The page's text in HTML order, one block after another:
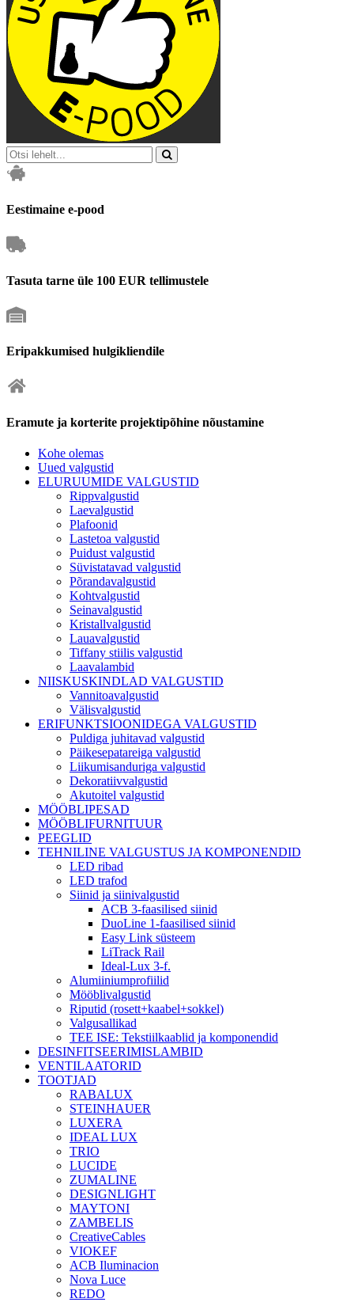
Eestimaine e-pood
Tasuta tarne üle 100 EUR tellimustele
Eripakkumised hulgikliendile
Eramute ja korterite projektipõhine nõustamine
Kohe olemas
Uued valgustid
ELURUUMIDE VALGUSTID
Rippvalgustid
Laevalgustid
Plafoonid
Lastetoa valgustid
Puidust valgustid
Süvistatavad valgustid
Põrandavalgustid
Kohtvalgustid
Seinavalgustid
Kristallvalgustid
Lauavalgustid
Tiffany stiilis valgustid
Laavalambid
NIISKUSKINDLAD VALGUSTID
Vannitoavalgustid
Välisvalgustid
ERIFUNKTSIOONIDEGA VALGUSTID
Puldiga juhitavad valgustid
Päikesepatareiga valgustid
Liikumisanduriga valgustid
Dekoratiivvalgustid
Akutoitel valgustid
MÖÖBLIPESAD
MÖÖBLIFURNITUUR
PEEGLID
TEHNILINE VALGUSTUS JA KOMPONENDID
LED ribad
LED trafod
Siinid ja siinivalgustid
ACB 3-faasilised siinid
DuoLine 1-faasilised siinid
Easy Link süsteem
LiTrack Rail
Ideal-Lux 3-f.
Alumiiniumprofiilid
Mööblivalgustid
Riputid (rosett+kaabel+sokkel)
Valgusallikad
TEE ISE: Tekstiilkaablid ja komponendid
DESINFITSEERIMISLAMBID
VENTILAATORID
TOOTJAD
RABALUX
STEINHAUER
LUXERA
IDEAL LUX
TRIO
LUCIDE
ZUMALINE
DESIGNLIGHT
MAYTONI
ZAMBELIS
CreativeCables
VIOKEF
ACB Iluminacion
Nova Luce
REDO